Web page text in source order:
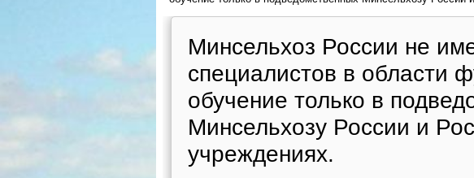
Минсельхоз России не
специалистов в области
обучение только в
Минсельхозу России и
учреждениях.